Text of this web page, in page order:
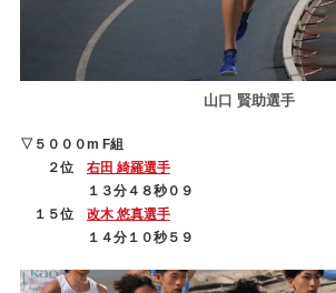
山口 賢助選手
▽５０００m F組
２位 右田 綺羅選手
１３分４８秒０９
１５位 改木 悠真選手
１４分１０秒５９